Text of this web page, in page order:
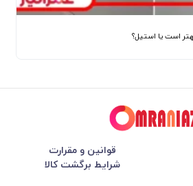
است یا استیل؟
قوانین و مقرارت
شرایط برگشت کالا